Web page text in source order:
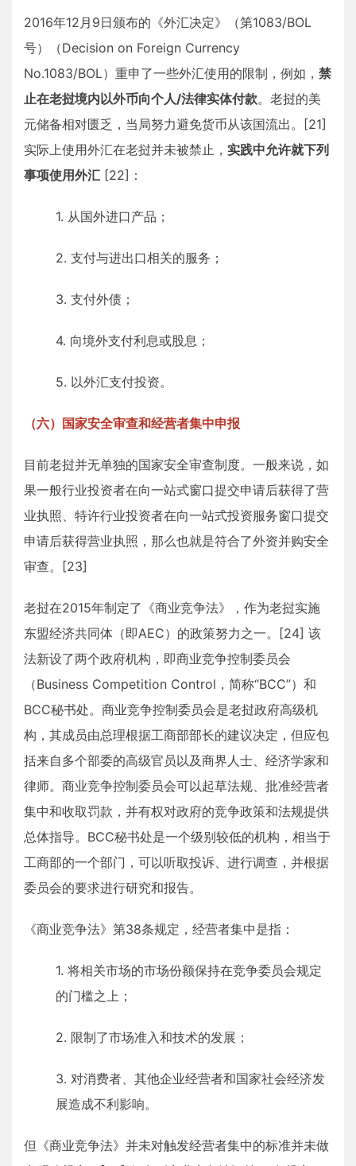
2016年12月9日颁布的《外汇决定》（第1083/BOL
号）（Decision on Foreign Currency
No.1083/BOL）重申了一些外汇使用的限制，例如， 禁
止在老挝境内以外币向个人/法律实体付款。老挝的美
元储备相对匮乏，当局努力避免货币从该国流出。[21]
实际上使用外汇在老挝并未被禁止， 实践中允许就下列
事项使用外汇 [22]：
1. 从国外进口产品；
2. 支付与进出口相关的服务；
3. 支付外债；
4. 向境外支付利息或股息；
5. 以外汇支付投资。
（六）国家安全审查和经营者集中申报
目前老挝并无单独的国家安全审查制度。一般来说，如
果一般行业投资者在向一站式窗口提交申请后获得了营
业执照、特许行业投资者在向一站式投资服务窗口提交
申请后获得营业执照，那么也就是符合了外资并购安全
审查。[23]
老挝在2015年制定了《商业竞争法》，作为老挝实施
东盟经济共同体（即AEC）的政策努力之一。[24] 该
法新设了两个政府机构，即商业竞争控制委员会
（Business Competition Control，简称“BCC”）和
BCC秘书处。商业竞争控制委员会是老挝政府高级机
构，其成员由总理根据工商部部长的建议决定，但应包
括来自多个部委的高级官员以及商界人士、经济学家和
律师。商业竞争控制委员会可以起草法规、批准经营者
集中和收取罚款，并有权对政府的竞争政策和法规提供
总体指导。BCC秘书处是一个级别较低的机构，相当于
工商部的一个部门，可以听取投诉、进行调查，并根据
委员会的要求进行研究和报告。
《商业竞争法》第38条规定，经营者集中是指：
1. 将相关市场的市场份额保持在竞争委员会规定
的门槛之上；
2. 限制了市场准入和技术的发展；
3. 对消费者、其他企业经营者和国家社会经济发
展造成不利影响。
但《商业竞争法》并未对触发经营者集中的标准并未做